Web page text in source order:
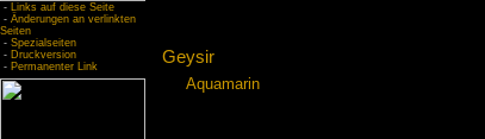
- Links auf diese Seite
- Änderungen an verlinkten
Seiten
- Spezialseiten
- Druckversion
- Permanenter Link
Geysir
Aquamarin